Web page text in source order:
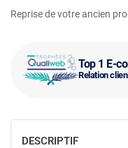
Top 1 E-
Relation
Reprise de votre ancien
DESCRIPTIF